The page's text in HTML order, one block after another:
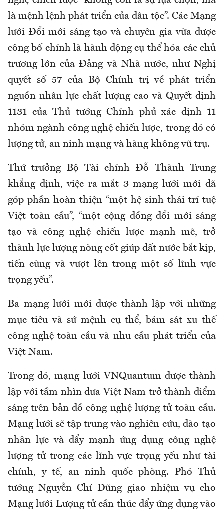
là mệnh lệnh phát triển của dân tộc”. Các Mạng
lưới Đổi mới sáng tạo và chuyên gia vừa được
công bố chính là hành động cụ thể hóa các chủ
trương lớn của Đảng và Nhà nước, như Nghị
quyết số 57 của Bộ Chính trị về phát triển
nguồn nhân lực chất lượng cao và Quyết định
1131 của Thủ tướng Chính phủ xác định 11
nhóm ngành công nghệ chiến lược, trong đó có
lượng tử, an ninh mạng và hàng không vũ trụ.
Thứ trưởng Bộ Tài chính Đỗ Thành Trung
khẳng định, việc ra mắt 3 mạng lưới mới đã
góp phần hoàn thiện “một hệ sinh thái trí tuệ
Việt toàn cầu”, “một cộng đồng đổi mới sáng
tạo và công nghệ chiến lược mạnh mẽ, trở
thành lực lượng nòng cốt giúp đất nước bắt kịp,
tiến cùng và vượt lên trong một số lĩnh vực
trọng yếu”.
Ba mạng lưới mới được thành lập với những
mục tiêu và sứ mệnh cụ thể, bám sát xu thế
công nghệ toàn cầu và nhu cầu phát triển của
Việt Nam.
Trong đó, mạng lưới VNQuantum được thành
lập với tầm nhìn đưa Việt Nam trở thành điểm
sáng trên bản đồ công nghệ lượng tử toàn cầu.
Mạng lưới sẽ tập trung vào nghiên cứu, đào tạo
nhân lực và đẩy mạnh ứng dụng công nghệ
lượng tử trong các lĩnh vực trọng yếu như tài
chính, y tế, an ninh quốc phòng. Phó Thủ
tướng Nguyễn Chí Dũng giao nhiệm vụ cho
Mạng lưới Lượng tử cần thúc đẩy ứng dụng vào